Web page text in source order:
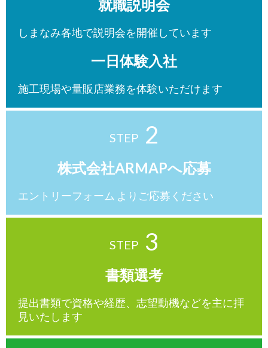
就職説明会
しまなみ各地で説明会を開催しています
一日体験入社
施工現場や量販店業務を体験いただけます
2
株式会社ARMAPへ応募
エントリーフォーム よりご応募ください
3
書類選考
提出書類で資格や経歴、志望動機などを主に拝
見いたします